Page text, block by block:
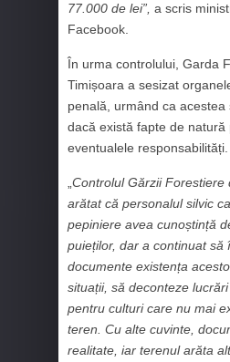
77.000 de lei”, a scris
Facebook.
În urma controlului, Garda
Timișoara a sesizat
penală, urmând ca acestea
dacă există fapte de natură
eventualele responsabilități.
Controlul Gărzii Forestiere
arătat că personalul silvic
pepiniere avea cunoștință
puieților, dar a continuat să
documente existența
situații, să deconteze
pentru culturi care nu mai
teren. Cu alte cuvinte,
realitate, iar terenul arăta